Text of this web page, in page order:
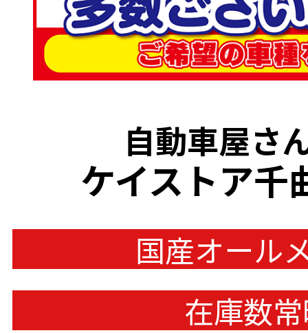
自動車屋さ
ケイストア千
国産オール
在庫数